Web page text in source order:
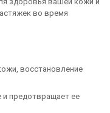
во время
восстановление
предотвращает ее